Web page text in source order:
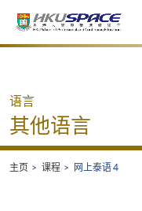
Main
语言
其他语言
主页 课程 网上泰语 4